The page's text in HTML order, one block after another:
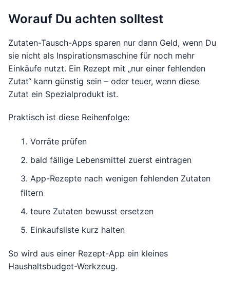
Worauf Du achten solltest
Zutaten-Tausch-Apps sparen nur dann Geld, wenn Du
sie nicht als Inspirationsmaschine für noch mehr
Einkäufe nutzt. Ein Rezept mit „nur einer fehlenden
Zutat“ kann günstig sein – oder teuer, wenn diese
Zutat ein Spezialprodukt ist.
Praktisch ist diese Reihenfolge:
Vorräte prüfen
bald fällige Lebensmittel zuerst eintragen
App-Rezepte nach wenigen fehlenden Zutaten
filtern
teure Zutaten bewusst ersetzen
Einkaufsliste kurz halten
So wird aus einer Rezept-App ein kleines
Haushaltsbudget-Werkzeug.